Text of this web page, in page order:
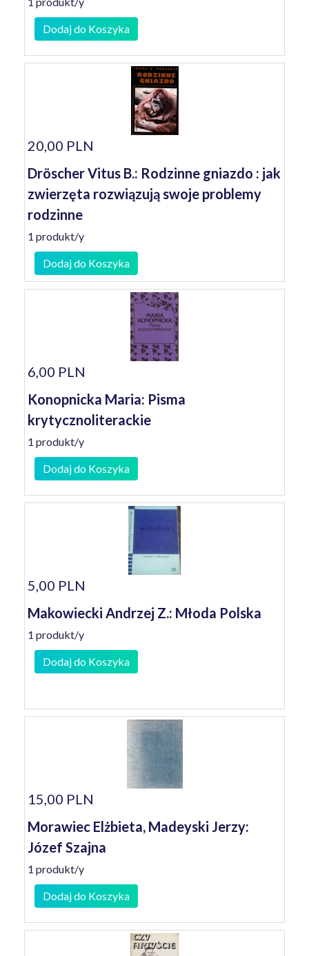
Dodaj do Koszyka
20,00 PLN
Dröscher Vitus B.: Rodzinne gniazdo : jak
zwierzęta rozwiązują swoje problemy
rodzinne
1 produkt/y
Dodaj do Koszyka
6,00 PLN
Konopnicka Maria: Pisma
krytycznoliterackie
1 produkt/y
Dodaj do Koszyka
5,00 PLN
Makowiecki Andrzej Z.: Młoda Polska
1 produkt/y
Dodaj do Koszyka
15,00 PLN
Morawiec Elżbieta, Madeyski Jerzy:
Józef Szajna
1 produkt/y
Dodaj do Koszyka